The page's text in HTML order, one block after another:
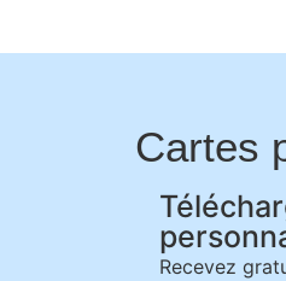
Cartes
Recevez